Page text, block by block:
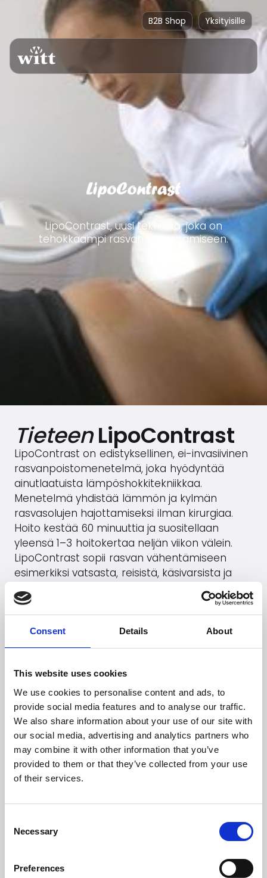
Consent Details About
This website uses cookies
We use cookies to personalise content and ads, to
provide social media features and to analyse our traffic.
We also share information about your use of our site with
our social media, advertising and analytics partners who
may combine it with other information that you’ve
provided to them or that they’ve collected from your use
of their services.
Selection
Necessary
Preferences
B2B Shop Yksityisille
LipoContrast, uusi tekniikka, joka on
tehokkaampi rasvan vähentämiseen.
TieteenLipoContrast
LipoContrast on edistyksellinen, ei-invasiivinen
rasvanpoistomenetelmä, joka hyödyntää
ainutlaatuista lämpöshokkitekniikkaa.
Menetelmä yhdistää lämmön ja kylmän
rasvasolujen hajottamiseksi ilman kirurgiaa.
Hoito kestää 60 minuuttia ja suositellaan
yleensä 1–3 hoitokertaa neljän viikon välein.
LipoContrast sopii rasvan vähentämiseen
esimerkiksi vatsasta, reisistä, käsivarsista ja
kaksoisleuasta. Tulokset näkyvät yleensä 20
päivän kuluessa, eikä hoito vaadi
toipumisaikaa. Se sopii erityisesti henkilöille,
joilla on paikallisia rasvakertymiä.
Etsitkö lisää
brändejä?
Yli 50 kansainvälistä brändiä luottaa Wittiin.